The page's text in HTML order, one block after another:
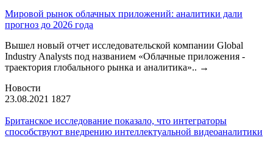
Мировой рынок облачных приложений: аналитики дали
прогноз до 2026 года
Вышел новый отчет исследовательской компании Global
Industry Analysts под названием «Облачные приложения -
траектория глобального рынка и аналитика».. →
Новости
23.08.2021 1827
Британское исследование показало, что интеграторы
способствуют внедрению интеллектуальной видеоаналитики